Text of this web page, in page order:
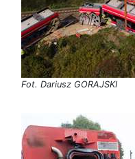
Fot. Dariusz GORAJSKI